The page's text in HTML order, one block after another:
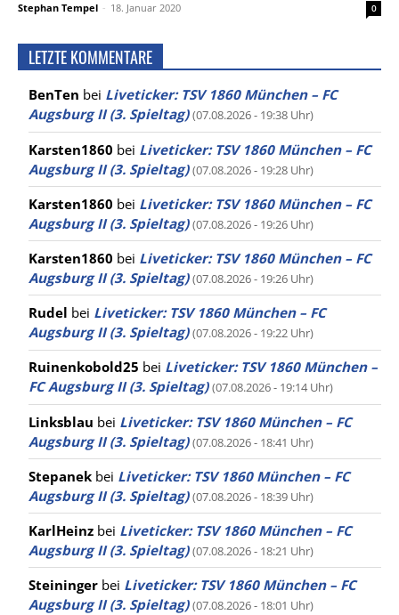
Stephan Tempel - 18. Januar 2020 0
LETZTE KOMMENTARE
BenTen bei Liveticker: TSV 1860 München – FC
Augsburg II (3. Spieltag) (07.08.2026 - 19:38 Uhr)
Karsten1860 bei Liveticker: TSV 1860 München – FC
Augsburg II (3. Spieltag) (07.08.2026 - 19:28 Uhr)
Karsten1860 bei Liveticker: TSV 1860 München – FC
Augsburg II (3. Spieltag) (07.08.2026 - 19:26 Uhr)
Karsten1860 bei Liveticker: TSV 1860 München – FC
Augsburg II (3. Spieltag) (07.08.2026 - 19:26 Uhr)
Rudel bei Liveticker: TSV 1860 München – FC
Augsburg II (3. Spieltag) (07.08.2026 - 19:22 Uhr)
Ruinenkobold25 bei Liveticker: TSV 1860 München –
FC Augsburg II (3. Spieltag) (07.08.2026 - 19:14 Uhr)
Linksblau bei Liveticker: TSV 1860 München – FC
Augsburg II (3. Spieltag) (07.08.2026 - 18:41 Uhr)
Stepanek bei Liveticker: TSV 1860 München – FC
Augsburg II (3. Spieltag) (07.08.2026 - 18:39 Uhr)
KarlHeinz bei Liveticker: TSV 1860 München – FC
Augsburg II (3. Spieltag) (07.08.2026 - 18:21 Uhr)
Steininger bei Liveticker: TSV 1860 München – FC
Augsburg II (3. Spieltag) (07.08.2026 - 18:01 Uhr)